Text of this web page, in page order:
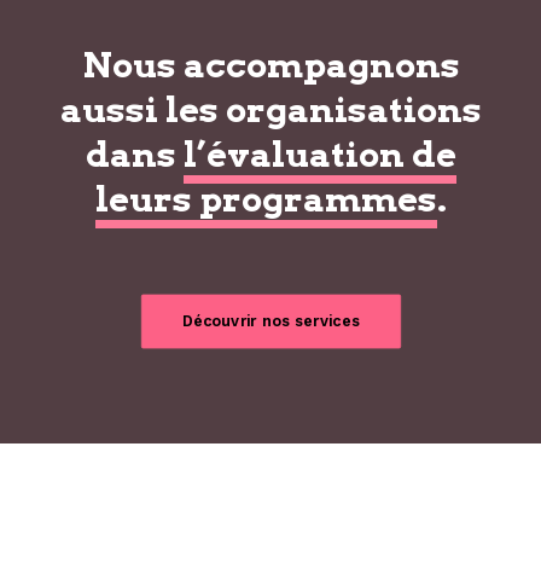
Nous accompagnons
aussi les organisations
dans l’évaluation de
leurs programmes.
Découvrir nos services